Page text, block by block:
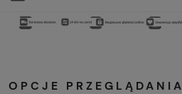
OPCJE PRZEGLĄDANIA